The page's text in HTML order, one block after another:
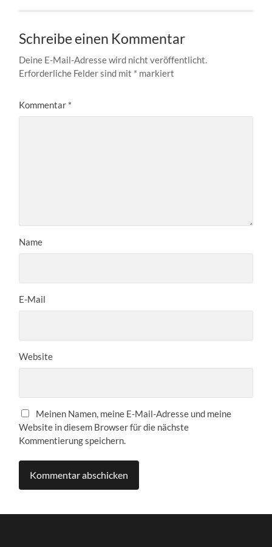
Schreibe einen Kommentar
Deine E-Mail-Adresse wird nicht veröffentlicht.
Erforderliche Felder sind mit * markiert
Kommentar *
Name
E-Mail
Website
Meinen Namen, meine E-Mail-Adresse und meine
Website in diesem Browser für die nächste
Kommentierung speichern.